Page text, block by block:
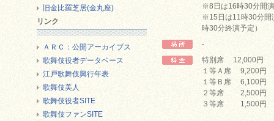
※8日は16時30分開
※15日は11時30分開
時30分終演予定）
-
特別席 12,000円
１等Ａ席 9,200円
１等Ｂ席 6,100円
２等席 2,500円
３等席 1,500円
旧金比羅芝居(金丸座)
リンク
ＡＲＣ：公開アーカイブス
歌舞伎役者データベース
江戸歌舞伎興行年表
歌舞伎美人
歌舞伎役者SITE
歌舞伎ファンSITE